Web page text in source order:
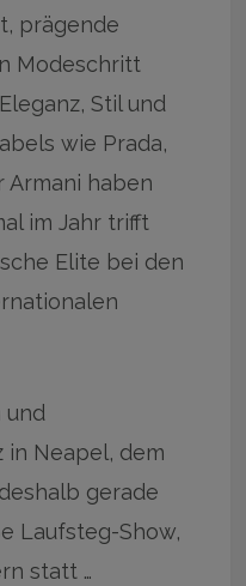
prägende
Modeschritt
Stil und
wie Prada,
Armani haben
im Jahr trifft
Elite bei den
und
Neapel, dem
gerade
Laufsteg-Show,
statt …